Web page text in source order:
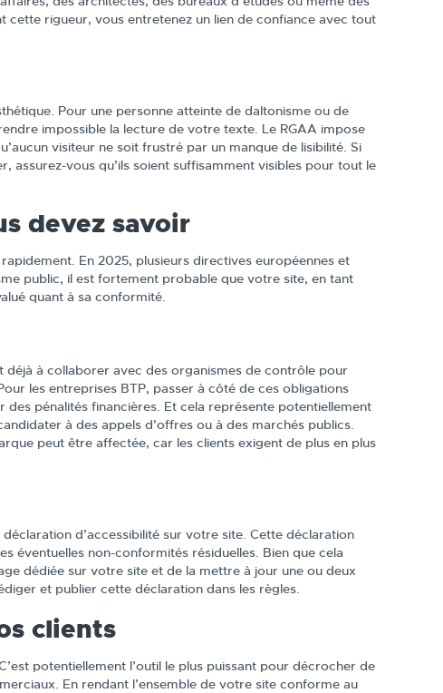
rigueur, vous entretenez un lien de confiance avec tout
Pour une personne atteinte de daltonisme ou de
impossible la lecture de votre texte. Le RGAA impose
visiteur ne soit frustré par un manque de lisibilité. Si
assurez-vous qu’ils soient suffisamment visibles pour tout le
devez savoir
En 2025, plusieurs directives européennes et
public, il est fortement probable que votre site, en tant
quant à sa conformité.
déjà à collaborer avec des organismes de contrôle pour
les entreprises BTP, passer à côté de ces obligations
pénalités financières. Et cela représente potentiellement
à des appels d’offres ou à des marchés publics.
peut être affectée, car les clients exigent de plus en plus
d’accessibilité sur votre site. Cette déclaration
éventuelles non-conformités résiduelles. Bien que cela
dédiée sur votre site et de la mettre à jour une ou deux
et publier cette déclaration dans les règles.
clients
potentiellement l’outil le plus puissant pour décrocher de
En rendant l’ensemble de votre site conforme au